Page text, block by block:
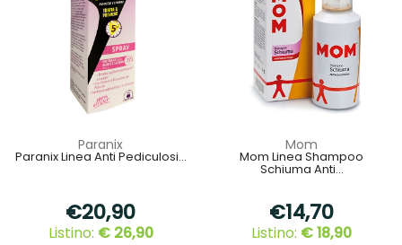
Paranix
Paranix Linea Anti Pediculosi...
€20,90
Listino: € 26,90
Mom
Mom Linea Shampoo
Schiuma Anti...
€14,70
Listino: € 18,90